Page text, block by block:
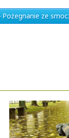
Pożegnanie ze